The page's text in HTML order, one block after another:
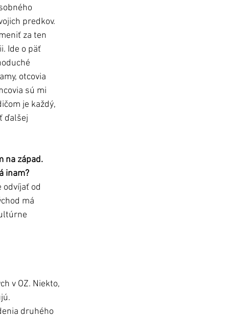
predkov.
za ten
Ide o päť
otcovia
sú mi
je každý,
ďalšej
na západ.
inam?
odvíjať od
má
v OZ. Niekto,
druhého